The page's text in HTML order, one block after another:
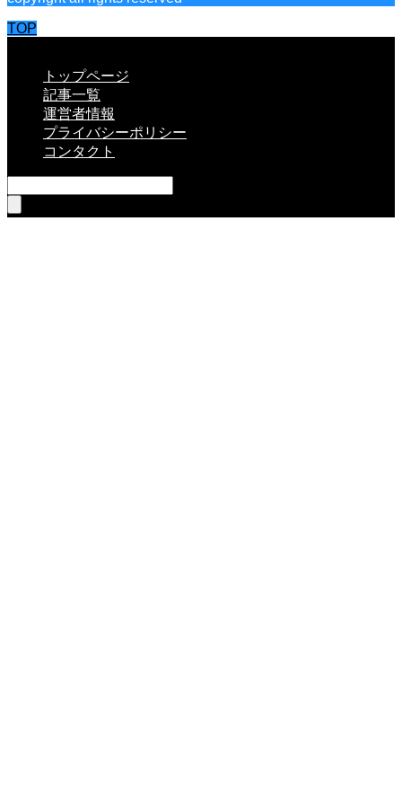
TOP
トップページ
記事一覧
運営者情報
プライバシーポリシー
コンタクト